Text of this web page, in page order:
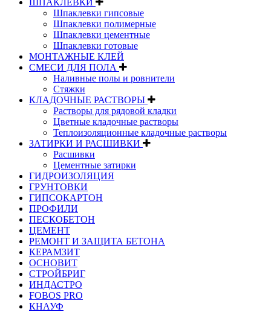
ШПАКЛЕВКИ
Шпаклевки гипсовые
Шпаклевки полимерные
Шпаклевки цементные
Шпаклевки готовые
МОНТАЖНЫЕ КЛЕЙ
СМЕСИ ДЛЯ ПОЛА
Наливные полы и ровнители
Стяжки
КЛАДОЧНЫЕ РАСТВОРЫ
Растворы для рядовой кладки
Цветные кладочные растворы
Теплоизоляционные кладочные растворы
ЗАТИРКИ И РАСШИВКИ
Расшивки
Цементные затирки
ГИДРОИЗОЛЯЦИЯ
ГРУНТОВКИ
ГИПСОКАРТОН
ПРОФИЛИ
ПЕСКОБЕТОН
ЦЕМЕНТ
РЕМОНТ И ЗАЩИТА БЕТОНА
КЕРАМЗИТ
ОСНОВИТ
СТРОЙБРИГ
ИНДАСТРО
FOBOS PRO
КНАУФ